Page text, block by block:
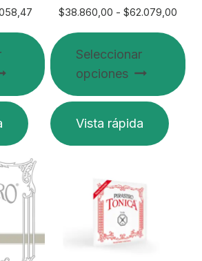
producto
Rango
precios:
desde
$38.010,12
hasta
$71.058,47
$38.860,00 - $62.079,00
hasta
Seleccionar
opciones
Este
producto
tiene
variantes.
opciones
Vista rápida